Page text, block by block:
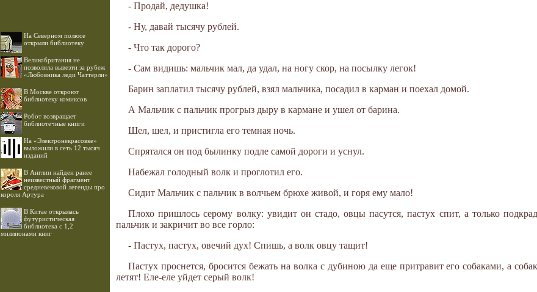
На Северном полюсе
открыли библиотеку
Великобритания не
позволила вывезти за рубеж
«Любовника леди Чаттерли»
В Москве откроют
библиотеку комиксов
Робот возвращает
библиотечные книги
На «Электронекрасовке»
выложили в сеть 12 тысяч
изданий
В Англии найден ранее
неизвестный фрагмент
средневековой легенды про
короля Артура
В Китае открылась
футуристическая
библиотека с 1,2
миллионами книг
- Продай, дедушка!
- Ну, давай тысячу рублей.
- Что так дорого?
- Сам видишь: мальчик мал, да удал, на ногу скор, на посылку легок!
Барин заплатил тысячу рублей, взял мальчика, посадил в карман и поехал домой.
А Мальчик с пальчик прогрыз дыру в кармане и ушел от барина.
Шел, шел, и пристигла его темная ночь.
Спрятался он под былинку подле самой дороги и уснул.
Набежал голодный волк и проглотил его.
Сидит Мальчик с пальчик в волчьем брюхе живой, и горя ему мало!
Плохо пришлось серому волку: увидит он стадо, овцы пасутся, пастух спит, а только
пальчик и закричит во все горло:
- Пастух, пастух, овечий дух! Спишь, а волк овцу тащит!
Пастух проснется, бросится бежать на волка с дубиною да еще притравит его собаками, а
летят! Еле-еле уйдет серый волк!